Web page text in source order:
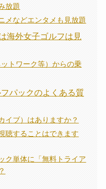
放題
メなどエンタメも見放題
海外女子ゴルフは見
トワーク等）からの乗
パックのよくある質
イブ）はありますか？
聴することはできます
ク単体に「無料トライア